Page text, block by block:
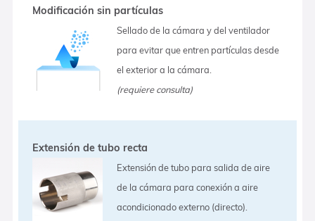
Modificación sin partículas
Sellado de la cámara y del ventilador
para evitar que entren partículas desde
el exterior a la cámara.
(requiere consulta)
Extensión de tubo recta
Extensión de tubo para salida de aire
de la cámara para conexión a aire
acondicionado externo (directo).